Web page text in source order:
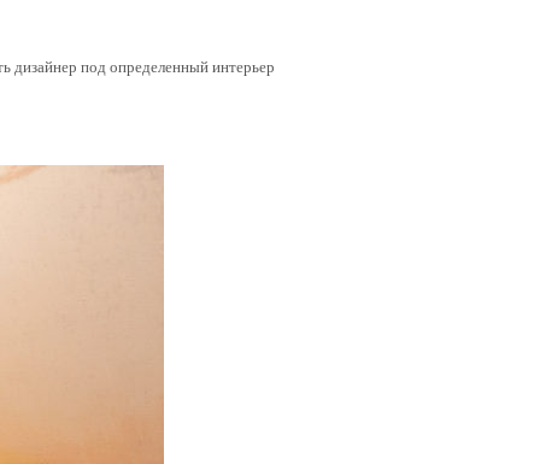
дизайнер под определенный интерьер